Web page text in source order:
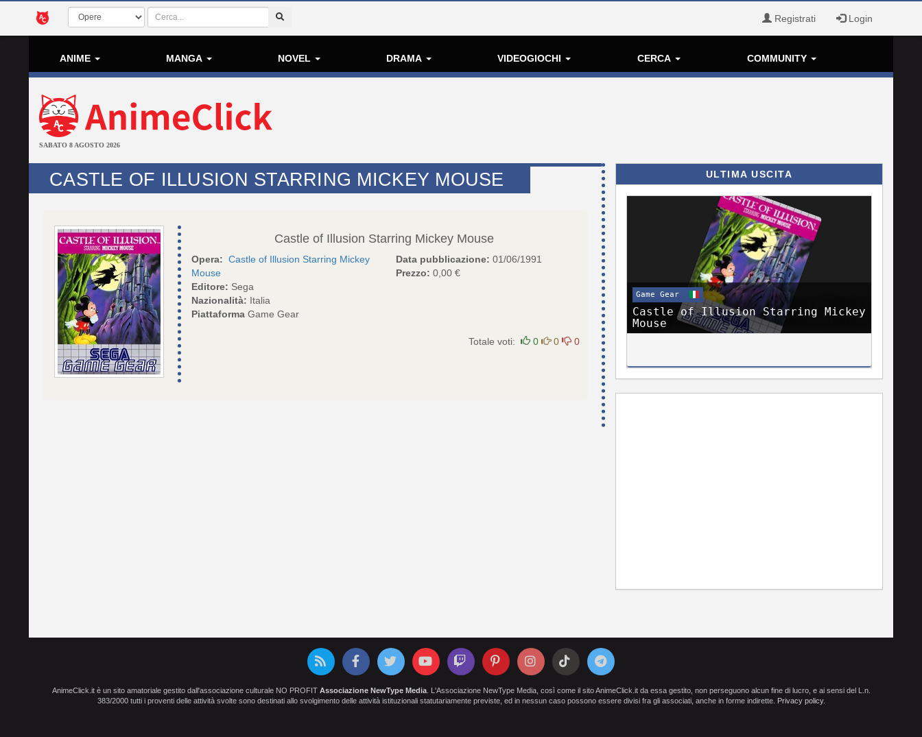
Registrati Login
ANIME MANGA NOVEL DRAMA VIDEOGIOCHI CERCA COMMUNITY
SABATO 8 AGOSTO 2026
CASTLE OF ILLUSION STARRING MICKEY MOUSE
Castle of Illusion Starring Mickey Mouse
Opera: Castle of Illusion Starring Mickey
Mouse
Editore: Sega
Nazionalità: Italia
Piattaforma Game Gear
Data pubblicazione: 01/06/1991
Prezzo: 0,00 €
Totale voti: 0 0 0
ULTIMA USCITA
Game Gear
Castle of Illusion Starring Mickey
Mouse
AnimeClick.it è un sito amatoriale gestito dall'associazione culturale NO PROFIT Associazione NewType Media. L'Associazione NewType Media, così come il sito AnimeClick.it da essa gestito, non perseguono alcun fine di lucro, e ai sensi del L.n.
383/2000 tutti i proventi delle attività svolte sono destinati allo svolgimento delle attività istituzionali statutariamente previste, ed in nessun caso possono essere divisi fra gli associati, anche in forme indirette.
Privacy policy.